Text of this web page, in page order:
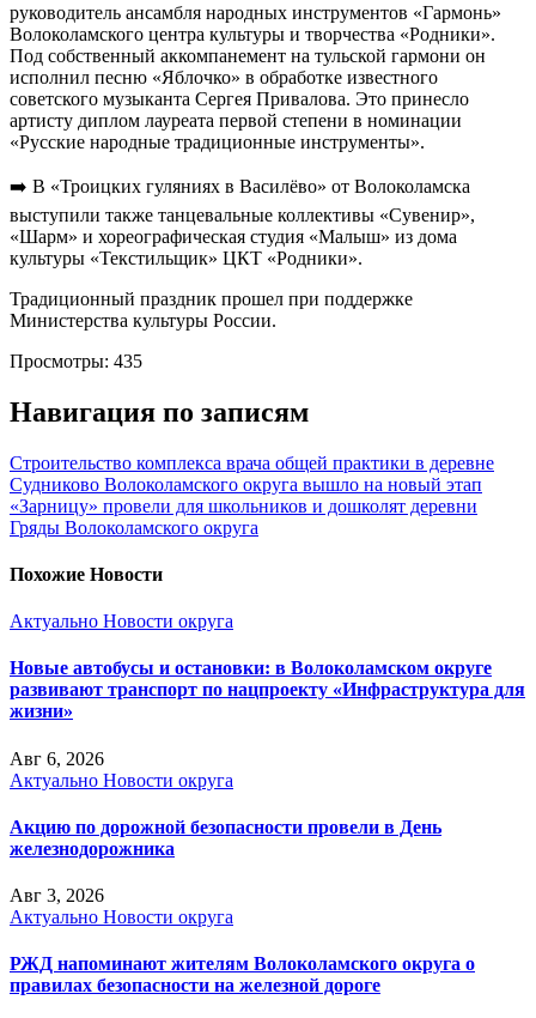
руководитель ансамбля народных инструментов «Гармонь»
Волоколамского центра культуры и творчества «Родники».
Под собственный аккомпанемент на тульской гармони он
исполнил песню «Яблочко» в обработке известного
советского музыканта Сергея Привалова. Это принесло
артисту диплом лауреата первой степени в номинации
«Русские народные традиционные инструменты».
➡️ В «Троицких гуляниях в Василёво» от Волоколамска
выступили также танцевальные коллективы «Сувенир»,
«Шарм» и хореографическая студия «Малыш» из дома
культуры «Текстильщик» ЦКТ «Родники».
Традиционный праздник прошел при поддержке
Министерства культуры России.
Просмотры: 435
Навигация по записям
Строительство комплекса врача общей практики в деревне
Судниково Волоколамского округа вышло на новый этап
«Зарницу» провели для школьников и дошколят деревни
Гряды Волоколамского округа
Похожие Новости
Актуально Новости округа
Новые автобусы и остановки: в Волоколамском округе
развивают транспорт по нацпроекту «Инфраструктура для
жизни»
Авг 6, 2026
Актуально Новости округа
Акцию по дорожной безопасности провели в День
железнодорожника
Авг 3, 2026
Актуально Новости округа
РЖД напоминают жителям Волоколамского округа о
правилах безопасности на железной дороге